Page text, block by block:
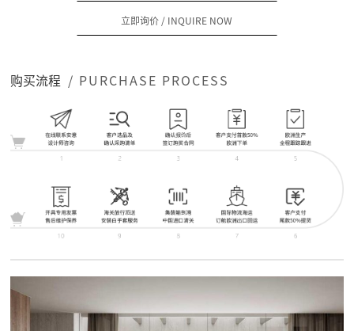
立即询价 / INQUIRE NOW
购买流程 / PURCHASE PROCESS